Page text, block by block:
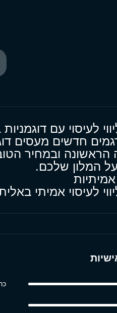
לעיסוי עם
הראשונה ובמחיר
המלון שלכם.
לעיסוי אמיתי